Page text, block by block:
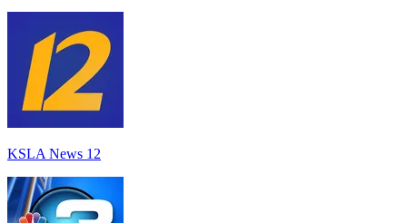
KSLA News 12